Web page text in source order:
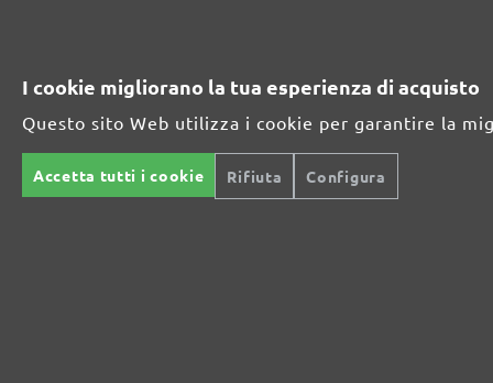
Valutazione media di 4.6 su 5 stelle
3 Valutazioni
Perfetto (2)
I cookie migliorano la tua esperienza di acquisto
Questo sito Web utilizza i cookie per garantire la
Accetta tutti i cookie Rifiuta Configura